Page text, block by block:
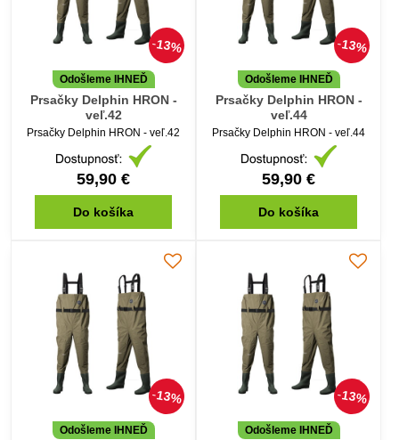
13%
Odošleme IHNEĎ
Prsačky Delphin HRON -
veľ.42
Prsačky Delphin HRON - veľ.42
59,90 €
Do košíka
13%
Odošleme IHNEĎ
Prsačky Delphin HRON -
veľ.44
Prsačky Delphin HRON - veľ.44
59,90 €
Do košíka
13%
Odošleme IHNEĎ
13%
Odošleme IHNEĎ